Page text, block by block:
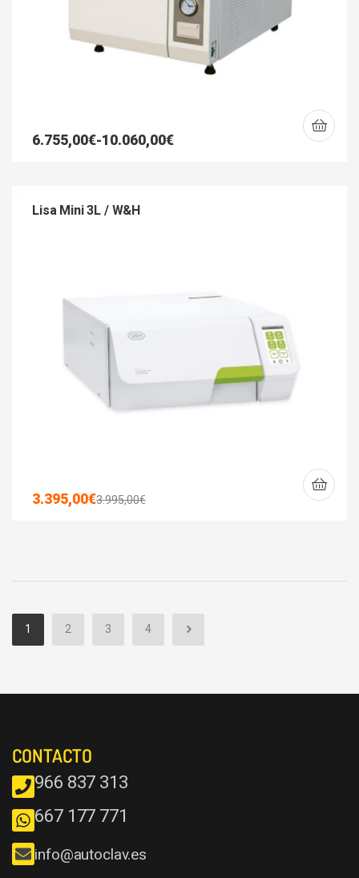
6.755,00€-10.060,00€
Lisa Mini 3L / W&H
3.995,00€
3.395,00€
1 2 3 4
CONTACTO
966 837 313
667 177 771
info@autoclav.es